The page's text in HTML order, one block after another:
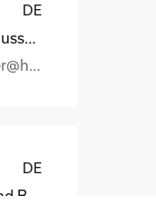
DE
Handtmann Metallgusswerk
DE
kb-endlos, Kroiss und Bichler